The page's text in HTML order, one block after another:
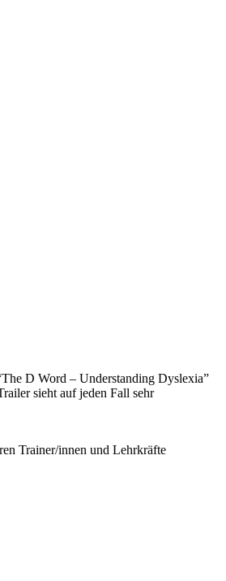
D Word – Understanding Dyslexia”
sieht auf jeden Fall sehr
Trainer/innen und Lehrkräfte